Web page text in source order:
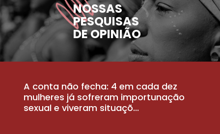
NOSSAS
PESQUISAS
DE OPINIÃO
A conta não fecha: 4 em cada dez
mulheres já sofreram importunação
sexual e viveram situaçõ...